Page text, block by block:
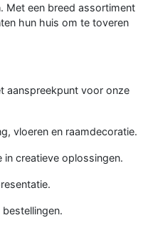
Met een breed assortiment
hun huis om te toveren
aanspreekpunt voor onze
vloeren en raamdecoratie.
creatieve oplossingen.